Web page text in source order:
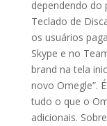
dependendo do
Teclado de
os usuários
Skype e no
brand na tela
novo Omegle”.
tudo o que o
adicionais.